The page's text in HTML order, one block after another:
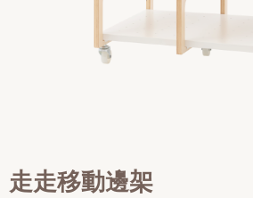
走走移動邊架